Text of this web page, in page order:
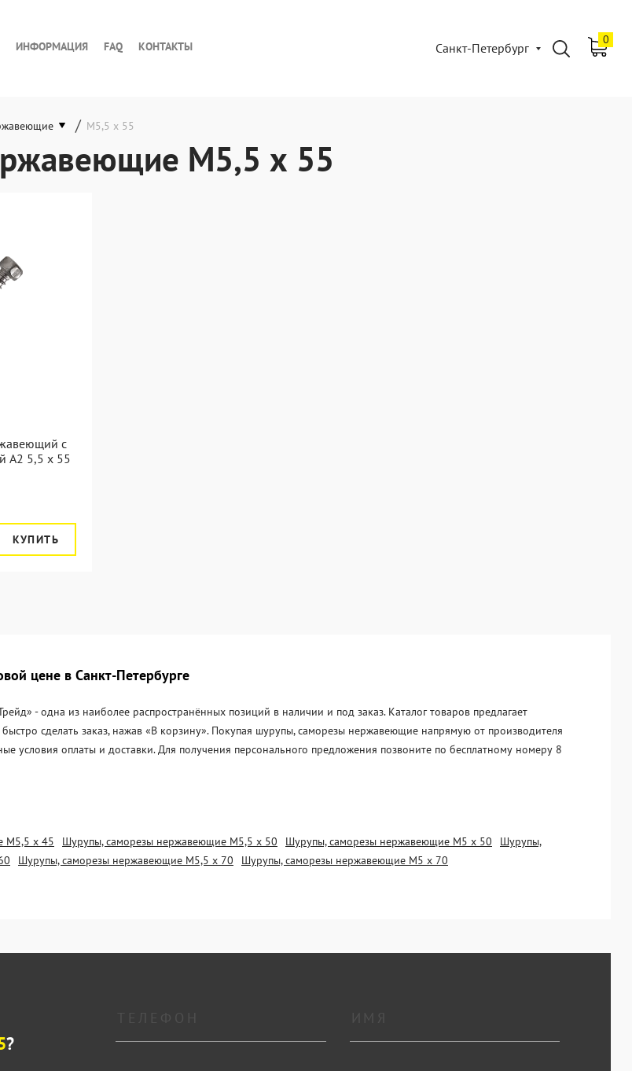
ИНФОРМАЦИЯ FAQ КОНТАКТЫ Санкт-Петербург
0
/ М5,5 х 55
М5,5 х 55
с
А2 5,5 x 55
КУПИТЬ
цене в Санкт-Петербурге
- одна из наиболее распространённых позиций в наличии и под заказ. Каталог товаров предлагает
сделать заказ, нажав «В корзину». Покупая шурупы, саморезы нержавеющие напрямую от производителя
условия оплаты и доставки. Для получения персонального предложения позвоните по бесплатному номеру 8
М5,5 х 45 Шурупы, саморезы нержавеющие М5,5 х 50 Шурупы, саморезы нержавеющие М5 х 50
Шурупы,
Шурупы, саморезы нержавеющие М5,5 х 70 Шурупы, саморезы нержавеющие М5 х 70
?